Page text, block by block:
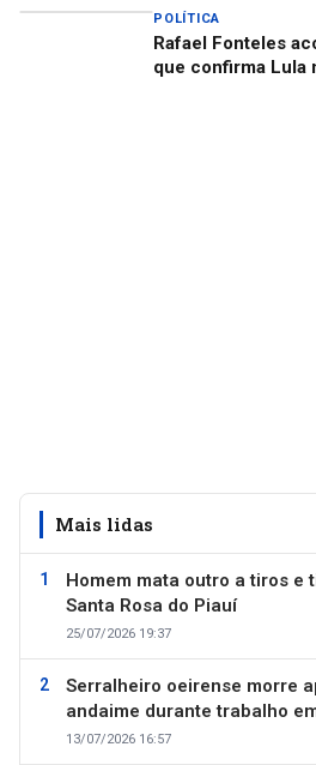
POLÍTICA
Rafael Fonteles
que confirma Lula
Mais lidas
Homem mata outro a tiros e
Santa Rosa do Piauí
25/07/2026 19:37
Serralheiro oeirense morre
andaime durante trabalho
13/07/2026 16:57